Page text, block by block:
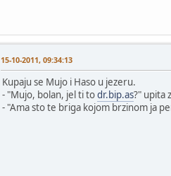
15-10-2011, 09:34:13
Kupaju se Mujo i Haso u jezeru.
- "Mujo, bolan, jel ti todr.bip.as?" upita
- "Ama sto te briga kojom brzinom ja